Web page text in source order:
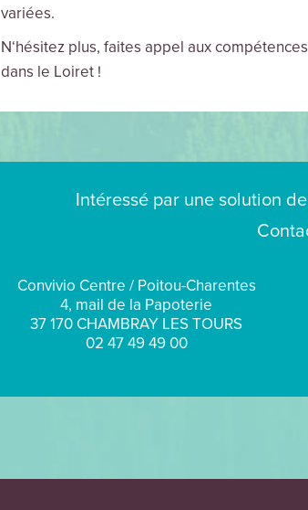
variées.
N‘hésitez plus, faites appel aux
dans le Loiret !
Intéressé par une solution
Convivio Centre / Poitou-Charentes
4, mail de la Papoterie
37 170 CHAMBRAY LES TOURS
02 47 49 49 00